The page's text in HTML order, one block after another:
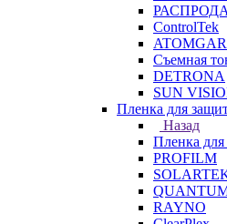
ControlTek
Съемная
DETRONA
SUN
Пленка для
Назад
Пленка для
PROFILM
RAYNO